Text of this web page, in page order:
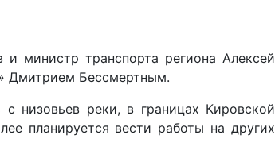
министр транспорта региона Алексей
Дмитрием Бессмертным.
низовьев реки, в границах Кировской
планируется вести работы на других